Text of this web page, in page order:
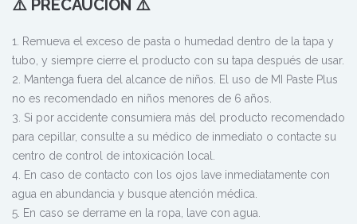
⚠️ PRECAUCIÓN ⚠️
1. Remueva el exceso de pasta o humedad dentro de la tapa y
tubo, y siempre cierre el producto con su tapa después de usar.
2. Mantenga fuera del alcance de niños. El uso de MI Paste Plus
no es recomendado en niños menores de 6 años.
3. Si por accidente consumiera más del producto recomendado
para cepillar, consulte a su médico de inmediato o contacte su
centro de control de intoxicación local.
4. En caso de contacto con los ojos lave inmediatamente con
agua en abundancia y busque atención médica.
5. En caso se derrame en la ropa, lave con agua.